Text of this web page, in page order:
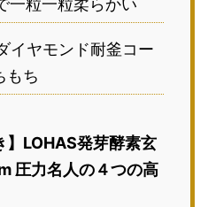
イヤモンド耐釜コー
もち
】LOHAS発芽酵素玄
圧力名人の４つの高